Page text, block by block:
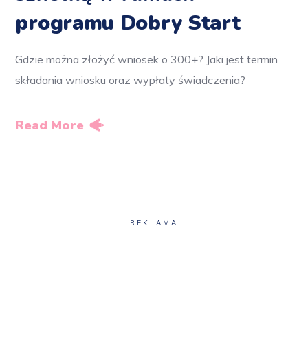
programu Dobry Start
Gdzie można złożyć wniosek o 300+? Jaki jest termin
składania wniosku oraz wypłaty świadczenia?
Read More
REKLAMA